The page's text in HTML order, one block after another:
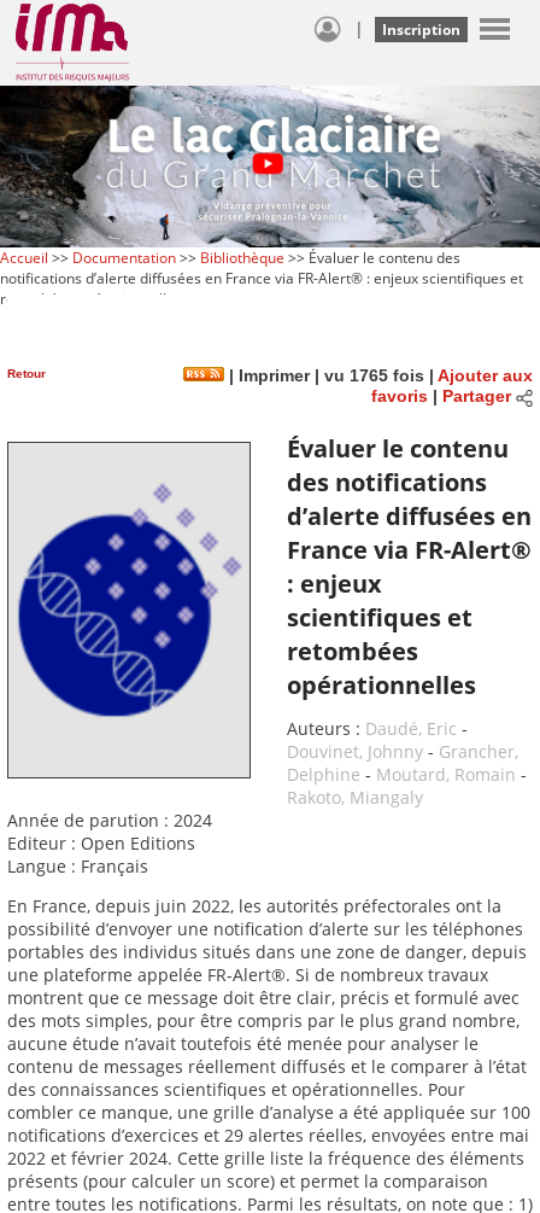
| Inscription
Accueil >> Documentation>> Bibliothèque >> Évaluer le contenu des
notifications d’alerte diffusées en France via FR-Alert® : enjeux scientifiques et
retombées opérationnelles
Retour | Imprimer| vu 1765 fois | Ajouter aux
favoris| Partager
Évaluer le contenu
des notifications
d’alerte diffusées en
France via FR-Alert®
: enjeux
scientifiques et
retombées
opérationnelles
Auteurs : Daudé, Eric -
Douvinet, Johnny - Grancher,
Delphine - Moutard, Romain -
Rakoto, Miangaly
Année de parution : 2024
Editeur : Open Editions
Langue : Français
En France, depuis juin 2022, les autorités préfectorales ont la
possibilité d’envoyer une notification d’alerte sur les téléphones
portables des individus situés dans une zone de danger, depuis
une plateforme appelée FR-Alert®. Si de nombreux travaux
montrent que ce message doit être clair, précis et formulé avec
des mots simples, pour être compris par le plus grand nombre,
aucune étude n’avait toutefois été menée pour analyser le
contenu de messages réellement diffusés et le comparer à l’état
des connaissances scientifiques et opérationnelles. Pour
combler ce manque, une grille d’analyse a été appliquée sur 100
notifications d’exercices et 29 alertes réelles, envoyées entre mai
2022 et février 2024. Cette grille liste la fréquence des éléments
présents (pour calculer un score) et permet la comparaison
entre toutes les notifications. Parmi les résultats, on note que : 1)